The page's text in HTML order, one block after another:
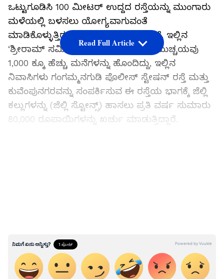
ಒಟ್ಟುಗೂಡಿಸಿ 100 ಮೀಟರ್ ಉದ್ದದ ರಸ್ತೆಯನ್ನು ಮುಂಗಾರು
ಮಳೆಯಲ್ಲಿ ಬಳಸಲು ಯೋಗ್ಯವಾಗುವಂತೆ
ಮಾಡಿಕೊಳ್ಳುತ್ತಿರುವ ವಿಚಾರ ಬೆಳಕಿಗೆ ಬಂದಿದೆ. ಇಲ್ಲಿನ
‘ಶ್ರೀರಾಮ್ ಸಮೀಕ್ಷಾ’ ಅಪಾರ್ಟ್‌ಮೆಂಟ್ ಸಮುಚ್ಚಯವು
1,000 ಕ್ಕೂ ಹೆಚ್ಚು ಮನೆಗಳನ್ನು ಹೊಂದಿದ್ದು, ಇಲ್ಲಿನ
ನಿವಾಸಿಗಳು ಗಂಗಮ್ಮನಗುಡಿ ಪೊಲೀಸ್ ಸ್ಟೇಷನ್ ರಸ್ತೆ ಮತ್ತು
ಕುವೆಂಪುನಗರವನ್ನು ಸಂಪರ್ಕಿಸುವ ಈ ರಸ್ತೆಯ ಭಾಗಕ್ಕೆ ಜೆಲ್ಲಿ
ಕಲ್ಲುಗಳನ್ನು (ಜೆಲ್ಲಿ ಸ್ಟೋನ್ಸ್) ಹಾಸಲು ಪ್ರತಿ ವರ್ಷ ಸುಮಾರು
₹80,000 ರೂಪಾಯಿಗಳನ್ನು ಖರ್ಚು ಮಾಡುತ್ತಿದ್ದಾರೆ.
ಚುನಾಯಿತ ಪ್ರತಿನಿಧಿಗಳಿಗೆ ಪದೇ ಪದೇ ಮನವಿ ಮಾಡಿದರೂ
ಈ ಸಮಸ್ಯೆಗೆ ಯಾವುದೇ ಪರಿಹಾರ ಸಿಕ್ಕಿಲ್ಲ. "ನಾವು ಲಿಖಿತ
ರೂಪದಲ್ಲಿಯೂ ದೂರು ನೀಡಿದ್ದೇವೆ ಮತ್ತು ಅಧಿಕಾರಿಗಳು
Read Full Article